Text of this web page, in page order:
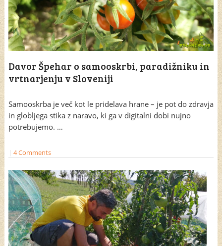
Davor Špehar o samooskrbi, paradižniku in
vrtnarjenju v Sloveniji
Samooskrba je več kot le pridelava hrane – je pot do zdravja
in globljega stika z naravo, ki ga v digitalni dobi nujno
potrebujemo. …
| 4 Comments